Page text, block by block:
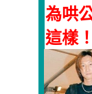
為哄
這樣！